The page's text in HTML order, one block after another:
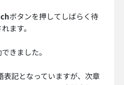
ボタンを押してしばらく待
ます。
きました。
表記となっていますが、次章